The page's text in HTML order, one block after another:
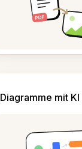
Diagramme mit